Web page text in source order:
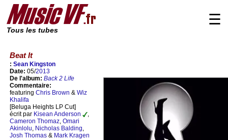
Tous les tubes
☰
Beat It
: Sean Kingston
Date: 05/2013
De l'album: Back 2 Life
Commentaire:
featuring Chris Brown & Wiz
Khalifa
[Beluga Heights LP Cut]
écrit par Kisean Anderson
,
Cameron Thomaz, Omari
Akinlolu, Nicholas Balding,
Josh Thomas & Mark Kragen